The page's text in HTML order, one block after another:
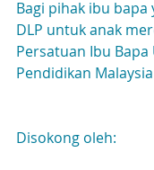
Bagi pihak ibu bapa
DLP untuk anak
Persatuan Ibu
Pendidikan Malaysia
Disokong oleh: